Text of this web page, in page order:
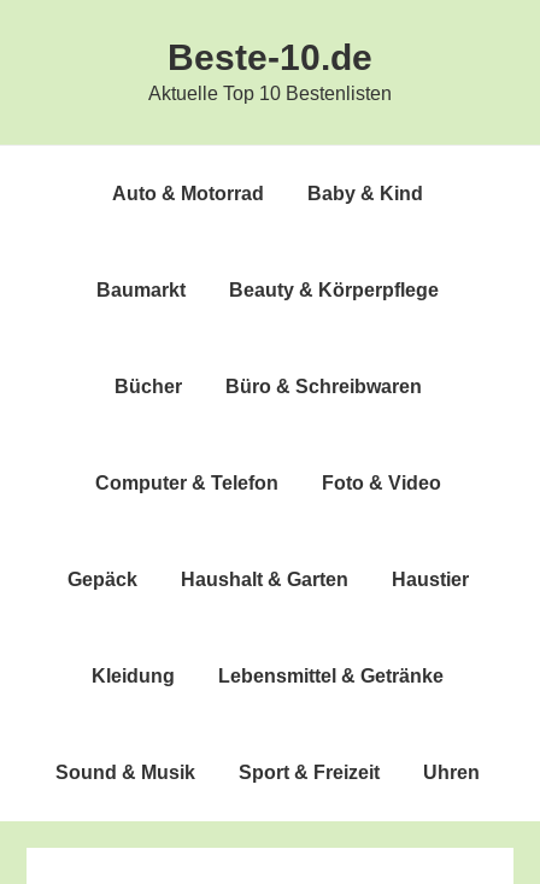
Beste-10.de
Aktuelle Top 10 Bestenlisten
Auto & Motorrad Baby & Kind
Bau­markt Beau­ty & Körperpflege
Bücher Büro & Schreibwaren
Com­pu­ter & Telefon Foto & Video
Gepäck Haus­halt & Garten Haus­tier
Klei­dung Lebens­mit­tel & Getränke
Sound & Musik Sport & Freizeit Uhren